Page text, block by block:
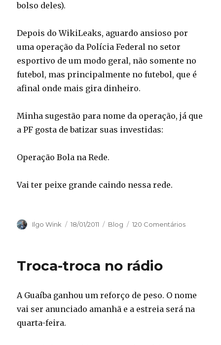
bolso deles).
Depois do WikiLeaks, aguardo ansioso por
uma operação da Polícia Federal no setor
esportivo de um modo geral, não somente no
futebol, mas principalmente no futebol, que é
afinal onde mais gira dinheiro.
Minha sugestão para nome da operação, já que
a PF gosta de batizar suas investidas:
Operação Bola na Rede.
Vai ter peixe grande caindo nessa rede.
Autor
Ilgo Wink
Publicado
18/01/2011 Categorias
Blog 120 Comentários
Troca-troca no rádio
A Guaíba ganhou um reforço de peso. O nome
vai ser anunciado amanhã e a estreia será na
quarta-feira.